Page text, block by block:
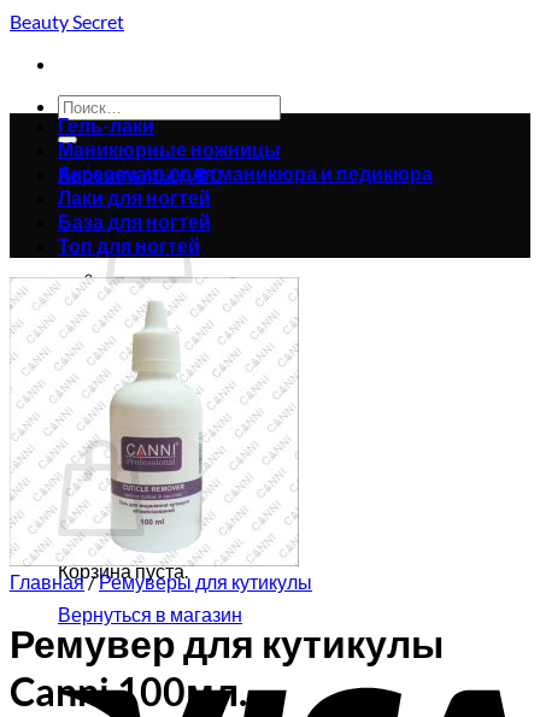
Skip
content
Beauty Secret
Искать:
Корзина /0.00₴0
Корзина пуста.
Вернуться в магазин
0
Корзина
Корзина пуста.
Вернуться в магазин
Гель-лаки
Маникюрные ножницы
Аксессуары для маникюра и педикюра
Лаки для ногтей
База для ногтей
Топ для ногтей
Главная/ Ремуверы для кутикулы
Ремувер для кутикулы
Canni 100мл.